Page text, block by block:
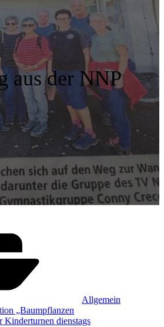
aus der NNP
Allgemein
„Baumpflanzen
Kinderturnen dienstags